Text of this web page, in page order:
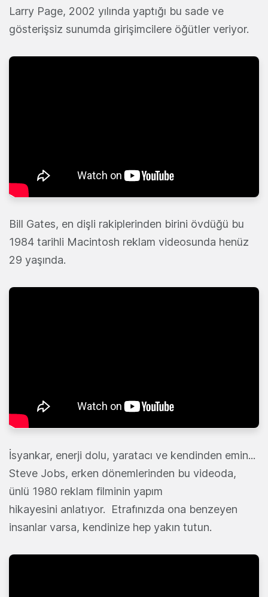
Larry Page, 2002 yılında yaptığı bu sade ve
gösterişsiz sunumda girişimcilere öğütler veriyor.
Bill Gates, en dişli rakiplerinden birini övdüğü bu
1984 tarihli Macintosh reklam videosunda henüz
29 yaşında.
İsyankar, enerji dolu, yaratacı ve kendinden emin...
Steve Jobs, erken dönemlerinden bu videoda,
ünlü 1980 reklam filminin yapım
hikayesini anlatıyor. Etrafınızda ona benzeyen
insanlar varsa, kendinize hep yakın tutun.